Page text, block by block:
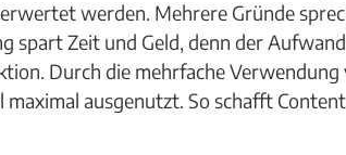
werden. Mehrere Gründe
spart Zeit und Geld, denn der
Durch die mehrfache Verwendung
ausgenutzt. So schafft Content